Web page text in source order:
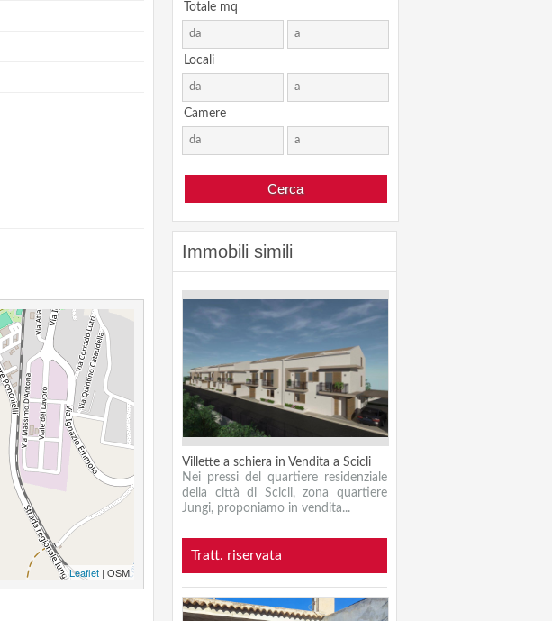
Leaflet | OSM
Totale mq
Locali
Camere
Immobili simili
Villette a schiera in Vendita a Scicli
Nei pressi del quartiere residenziale
della città di Scicli, zona quartiere
Jungi, proponiamo in vendita...
Tratt. riservata